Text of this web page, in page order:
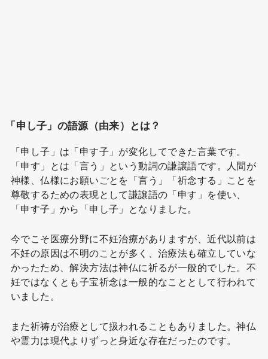
「申し子」の語源（由来）とは？
「申し子」は「申す子」が変化してできた言葉です。
「申す」とは「言う」という動詞の謙譲語です。人間が
神様、仏様にお願いごとを「言う」「祈念する」ことを
尊敬するための表現として謙譲語の「申す」を使い、
「申す子」から「申し子」となりました。
今でこそ医療分野に不妊治療がありますが、近代以前は
不妊の原因は不明のことが多く、治療法も確立していな
かったため、解決方法は神仏に祈るが一般的でした。不
妊ではなくとも子宝祈念は一般的なこととして行われて
いました。
また祈祷が治療として扱われることもありました。神仏
や霊力は現代よりずっと身近な存在だったのです。